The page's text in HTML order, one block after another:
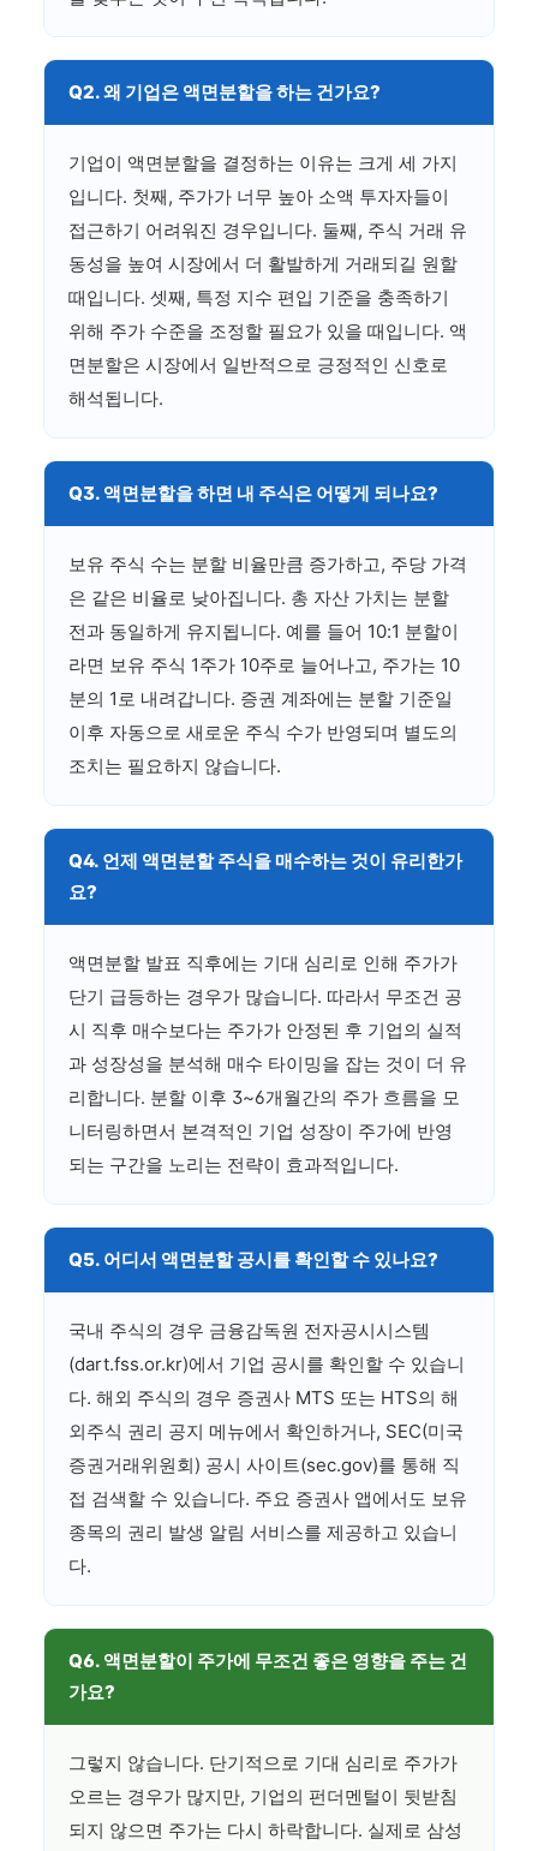
Q2. 왜 기업은 액면분할을 하는 건가요?
기업이 액면분할을 결정하는 이유는 크게 세 가지
입니다. 첫째, 주가가 너무 높아 소액 투자자들이
접근하기 어려워진 경우입니다. 둘째, 주식 거래 유
동성을 높여 시장에서 더 활발하게 거래되길 원할
때입니다. 셋째, 특정 지수 편입 기준을 충족하기
위해 주가 수준을 조정할 필요가 있을 때입니다. 액
면분할은 시장에서 일반적으로 긍정적인 신호로
해석됩니다.
Q3. 액면분할을 하면 내 주식은 어떻게 되나요?
보유 주식 수는 분할 비율만큼 증가하고, 주당 가격
은 같은 비율로 낮아집니다. 총 자산 가치는 분할
전과 동일하게 유지됩니다. 예를 들어 10:1 분할이
라면 보유 주식 1주가 10주로 늘어나고, 주가는 10
분의 1로 내려갑니다. 증권 계좌에는 분할 기준일
이후 자동으로 새로운 주식 수가 반영되며 별도의
조치는 필요하지 않습니다.
Q4. 언제 액면분할 주식을 매수하는 것이 유리한가
요?
액면분할 발표 직후에는 기대 심리로 인해 주가가
단기 급등하는 경우가 많습니다. 따라서 무조건 공
시 직후 매수보다는 주가가 안정된 후 기업의 실적
과 성장성을 분석해 매수 타이밍을 잡는 것이 더 유
리합니다. 분할 이후 3~6개월간의 주가 흐름을 모
니터링하면서 본격적인 기업 성장이 주가에 반영
되는 구간을 노리는 전략이 효과적입니다.
Q5. 어디서 액면분할 공시를 확인할 수 있나요?
국내 주식의 경우 금융감독원 전자공시시스템
(dart.fss.or.kr)에서 기업 공시를 확인할 수 있습니
다. 해외 주식의 경우 증권사 MTS 또는 HTS의 해
외주식 권리 공지 메뉴에서 확인하거나, SEC(미국
증권거래위원회) 공시 사이트(sec.gov)를 통해 직
접 검색할 수 있습니다. 주요 증권사 앱에서도 보유
종목의 권리 발생 알림 서비스를 제공하고 있습니
다.
Q6. 액면분할이 주가에 무조건 좋은 영향을 주는 건
가요?
그렇지 않습니다. 단기적으로 기대 심리로 주가가
오르는 경우가 많지만, 기업의 펀더멘털이 뒷받침
되지 않으면 주가는 다시 하락합니다. 실제로 삼성